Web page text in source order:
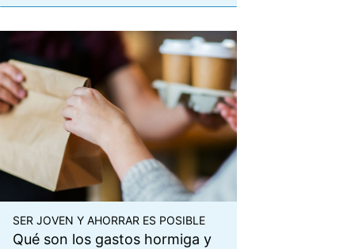
SER JOVEN Y AHORRAR ES POSIBLE
Qué son los gastos hormiga y